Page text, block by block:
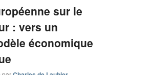
sur le
: vers un
économique